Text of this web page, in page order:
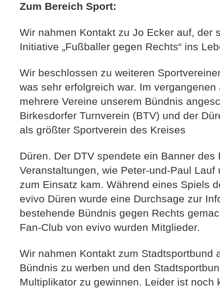
Zum Bereich Sport:
Wir nahmen Kontakt zu Jo Ecker auf, der
Initiative „Fußballer gegen Rechts“ ins
Wir beschlossen zu weiteren
was sehr erfolgreich war. Im
mehrere Vereine unserem Bündnis
Birkesdorfer Turnverein (BTV) und der
als größter Sportverein des Kreises
Düren. Der DTV spendete ein Banner
Veranstaltungen, wie Peter-und-Paul Lauf
zum Einsatz kam. Während eines Spiels
evivo Düren wurde eine Durchsage zur
bestehende Bündnis gegen Rechts
Fan-Club von evivo wurden Mitglieder.
Wir nahmen Kontakt zum Stadtsportbund
Bündnis zu werben und den
Multiplikator zu gewinnen. Leider ist noch